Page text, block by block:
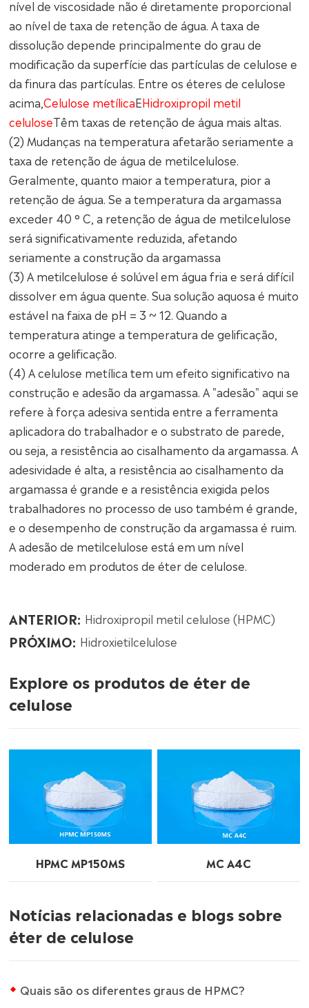
nível de viscosidade não é diretamente proporcional
ao nível de taxa de retenção de água. A taxa de
dissolução depende principalmente do grau de
modificação da superfície das partículas de celulose e
da finura das partículas. Entre os éteres de celulose
acima,Celulose metílicaEHidroxipropil metil
celuloseTêm taxas de retenção de água mais altas.
(2) Mudanças na temperatura afetarão seriamente a
taxa de retenção de água de metilcelulose.
Geralmente, quanto maior a temperatura, pior a
retenção de água. Se a temperatura da argamassa
exceder 40 ° C, a retenção de água de metilcelulose
será significativamente reduzida, afetando
seriamente a construção da argamassa
(3) A metilcelulose é solúvel em água fria e será difícil
dissolver em água quente. Sua solução aquosa é muito
estável na faixa de pH = 3 ~ 12. Quando a
temperatura atinge a temperatura de gelificação,
ocorre a gelificação.
(4) A celulose metílica tem um efeito significativo na
construção e adesão da argamassa. A "adesão" aqui se
refere à força adesiva sentida entre a ferramenta
aplicadora do trabalhador e o substrato de parede,
ou seja, a resistência ao cisalhamento da argamassa. A
adesividade é alta, a resistência ao cisalhamento da
argamassa é grande e a resistência exigida pelos
trabalhadores no processo de uso também é grande,
e o desempenho de construção da argamassa é ruim.
A adesão de metilcelulose está em um nível
moderado em produtos de éter de celulose.
ANTERIOR: Hidroxipropil metil celulose (HPMC)
PRÓXIMO: Hidroxietilcelulose
Explore os produtos de éter de
celulose
HPMC MP150MS MC A4C
Notícias relacionadas e blogs sobre
éter de celulose
Quais são os diferentes graus de HPMC?